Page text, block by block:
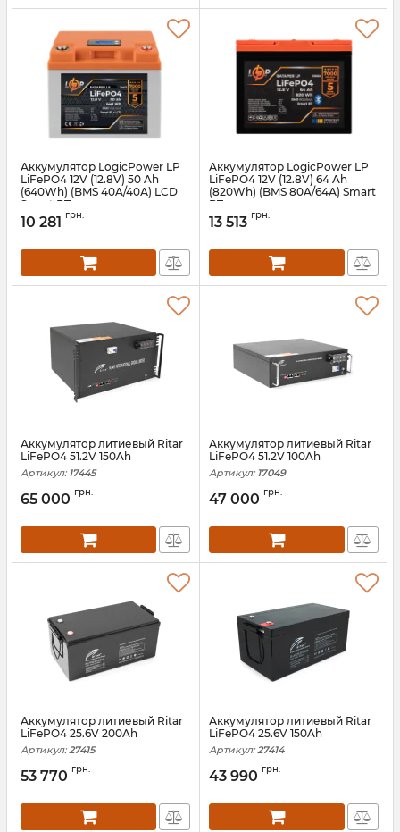
Аккумулятор LogicPower LP
LiFePO4 12V (12.8V) 50 Ah
(640Wh) (BMS 40A/40А) LCD
Smart BT
Артикул: lp24421
10 281 грн.
Аккумулятор LogicPower LP
LiFePO4 12V (12.8V) 64 Ah
(820Wh) (BMS 80A/64А) Smart
BT
Артикул: LP30664
13 513 грн.
Аккумулятор литиевый Ritar
LiFePO4 51.2V 150Ah
Артикул: 17445
65 000 грн.
Аккумулятор литиевый Ritar
LiFePO4 51.2V 100Ah
Артикул: 17049
47 000 грн.
Аккумулятор литиевый Ritar
LiFePO4 25.6V 200Ah
Артикул: 27415
53 770 грн.
Аккумулятор литиевый Ritar
LiFePO4 25.6V 150Ah
Артикул: 27414
43 990 грн.